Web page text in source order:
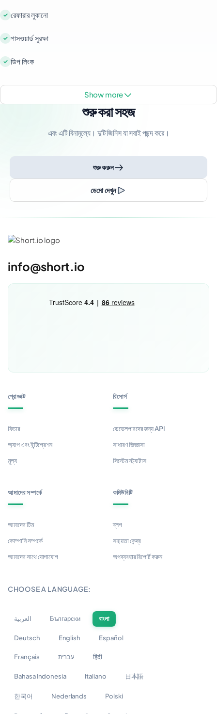
রেফারার লুকানো
পাসওয়ার্ড সুরক্ষা
ডিপ লিংক
show more
শুরু করা সহজ
এবং এটি বিনামূল্যে। দুটি জিনিস যা সবাই পছন্দ করে।
শুরু করুন
ডেমো দেখুন
info@short.io
প্রোডাক্ট
ফিচার
অ্যাপ এবং ইন্টিগ্রেশন
মূল্য
রিসোর্স
ডেভেলপারদের জন্য API
সাধারণ জিজ্ঞাসা
সিস্টেম স্ট্যাটাস
আমাদের সম্পর্কে
আমাদের টিম
কোম্পানি সম্পর্কে
আমাদের সাথে যোগাযোগ
কমিউনিটি
ব্লগ
সহায়তা কেন্দ্র
অপব্যবহার রিপোর্ট করুন
CHOOSE A LANGUAGE:
العربية Български বাংলা
Deutsch English Español
Français עברית हिंदी
Bahasa Indonesia Italiano 日本語
한국어 Nederlands Polski